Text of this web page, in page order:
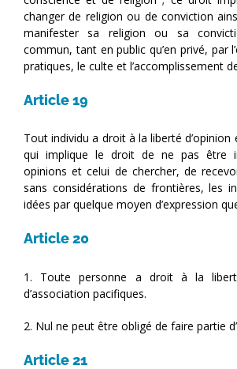
changer de religion ou de conviction
manifester sa religion ou sa
commun, tant en public qu’en privé, par
pratiques, le culte et l’accomplissement
Article 19
Tout individu a droit à la liberté d’opinion
qui implique le droit de ne pas être
opinions et celui de chercher, de
sans considérations de frontières, les
idées par quelque moyen d’expression
Article 20
1. Toute personne a droit à la
d’association pacifiques.
2. Nul ne peut être obligé de faire partie
Article 21